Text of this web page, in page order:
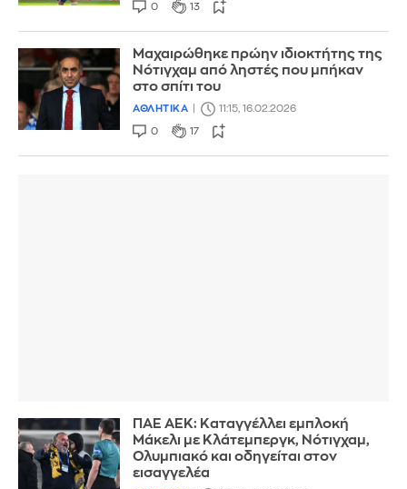
0 13
Μαχαιρώθηκε πρώην ιδιοκτήτης της
Νότιγχαμ από ληστές που μπήκαν
στο σπίτι του
ΑΘΛΗΤΙΚΑ 11:15, 16.02.2026
0 17
ΠΑΕ ΑΕΚ: Καταγγέλλει εμπλοκή
Μάκελι με Κλάτεμπεργκ, Νότιγχαμ,
Ολυμπιακό και οδηγείται στον
εισαγγελέα